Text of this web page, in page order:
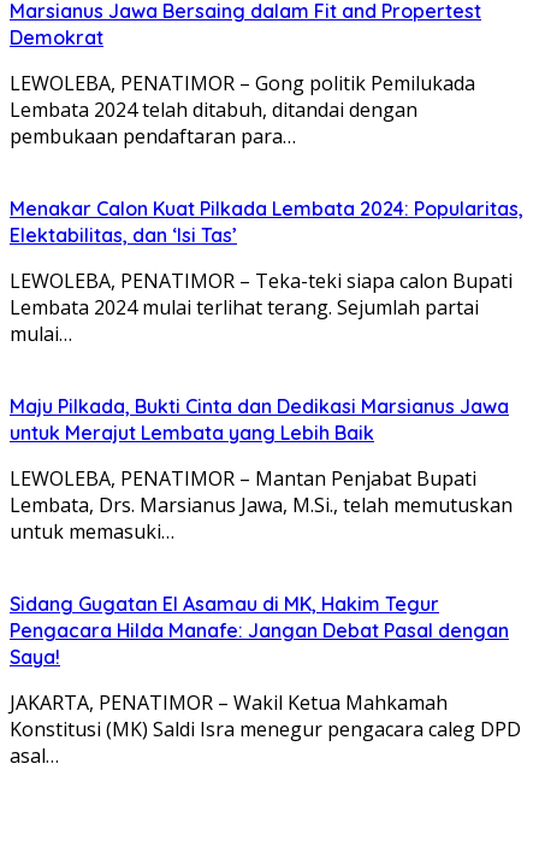
Marsianus Jawa Bersaing dalam Fit and Propertest
Demokrat
LEWOLEBA, PENATIMOR – Gong politik Pemilukada
Lembata 2024 telah ditabuh, ditandai dengan
pembukaan pendaftaran para…
Menakar Calon Kuat Pilkada Lembata 2024: Popularitas,
Elektabilitas, dan ‘Isi Tas’
LEWOLEBA, PENATIMOR – Teka-teki siapa calon Bupati
Lembata 2024 mulai terlihat terang. Sejumlah partai
mulai…
Maju Pilkada, Bukti Cinta dan Dedikasi Marsianus Jawa
untuk Merajut Lembata yang Lebih Baik
LEWOLEBA, PENATIMOR – Mantan Penjabat Bupati
Lembata, Drs. Marsianus Jawa, M.Si., telah memutuskan
untuk memasuki…
Sidang Gugatan El Asamau di MK, Hakim Tegur
Pengacara Hilda Manafe: Jangan Debat Pasal dengan
Saya!
JAKARTA, PENATIMOR – Wakil Ketua Mahkamah
Konstitusi (MK) Saldi Isra menegur pengacara caleg DPD
asal…